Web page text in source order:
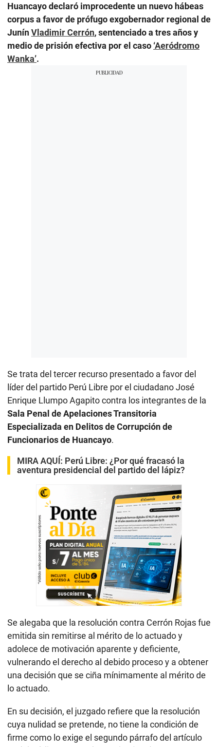
Huancayo declaró improcedente un nuevo hábeas
corpus a favor de prófugo exgobernador regional de
JunínVladimir Cerrón, sentenciado a tres años y
medio de prisión efectiva por el caso ‘Aeródromo
Wanka’.
Se trata del tercer recurso presentado a favor del
líder del partido Perú Libre por el ciudadano José
Enrique Llumpo Agapito contra los integrantes de la
Sala Penal de Apelaciones Transitoria
Especializada en Delitos de Corrupción de
Funcionarios de Huancayo.
MIRA AQUÍ: Perú Libre: ¿Por qué fracasó la
aventura presidencial del partido del lápiz?
Se alegaba que la resolución contra Cerrón Rojas fue
emitida sin remitirse al mérito de lo actuado y
adolece de motivación aparente y deficiente,
vulnerando el derecho al debido proceso y a obtener
una decisión que se ciña mínimamente al mérito de
lo actuado.
En su decisión, el juzgado refiere que la resolución
cuya nulidad se pretende, no tiene la condición de
firme como lo exige el segundo párrafo del artículo